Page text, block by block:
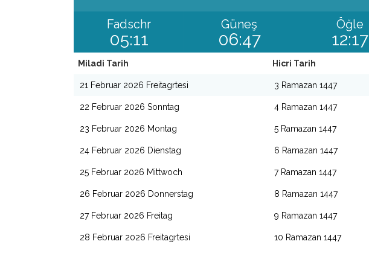
Fadschr
05:11
Güneş
06:47
Öğle
12:17
Miladi Tarih Hicri Tarih
21 Februar 2026 Freitagrtesi 3 Ramazan 1447
22 Februar 2026 Sonntag 4 Ramazan 1447
23 Februar 2026 Montag 5 Ramazan 1447
24 Februar 2026 Dienstag 6 Ramazan 1447
25 Februar 2026 Mittwoch 7 Ramazan 1447
26 Februar 2026 Donnerstag 8 Ramazan 1447
27 Februar 2026 Freitag 9 Ramazan 1447
28 Februar 2026 Freitagrtesi 10 Ramazan 1447